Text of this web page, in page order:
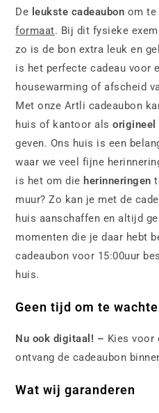
De leukste cadeaubon om te
formaat. Bij dit fysieke
zo is de bon extra leuk en
is het perfecte cadeau voor
housewarming of afscheid
Met onze Artli cadeaubon
huis of kantoor alsorigineel
geven. Ons huis is een
waar we veel fijne
is het om die herinneringen
muur? Zo kan je met de
huis aanschaffen en altijd
momenten die je daar hebt
cadeaubon voor 15:00uur
huis.
Geen tijd om te
Nu ook digitaal! – Kies voor
ontvang de cadeaubon
Wat wij garanderen